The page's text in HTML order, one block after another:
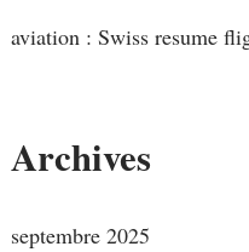
aviation : Swiss resume
Archives
septembre 2025